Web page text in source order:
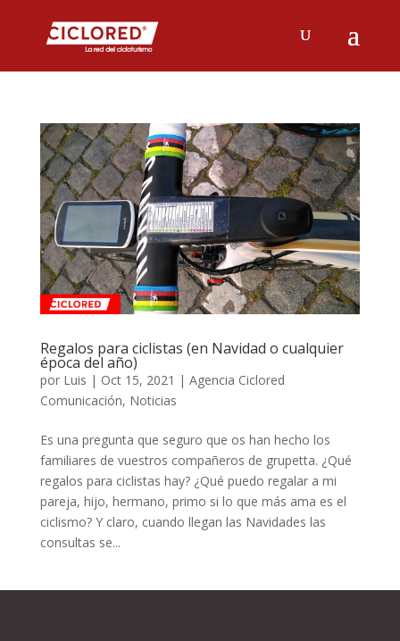
Regalos para ciclistas (en Navidad o cualquier
época del año)
por Luis | Oct 15, 2021 | Agencia Ciclored
Comunicación, Noticias
Es una pregunta que seguro que os han hecho los
familiares de vuestros compañeros de grupetta. ¿Qué
regalos para ciclistas hay? ¿Qué puedo regalar a mi
pareja, hijo, hermano, primo si lo que más ama es el
ciclismo? Y claro, cuando llegan las Navidades las
consultas se...